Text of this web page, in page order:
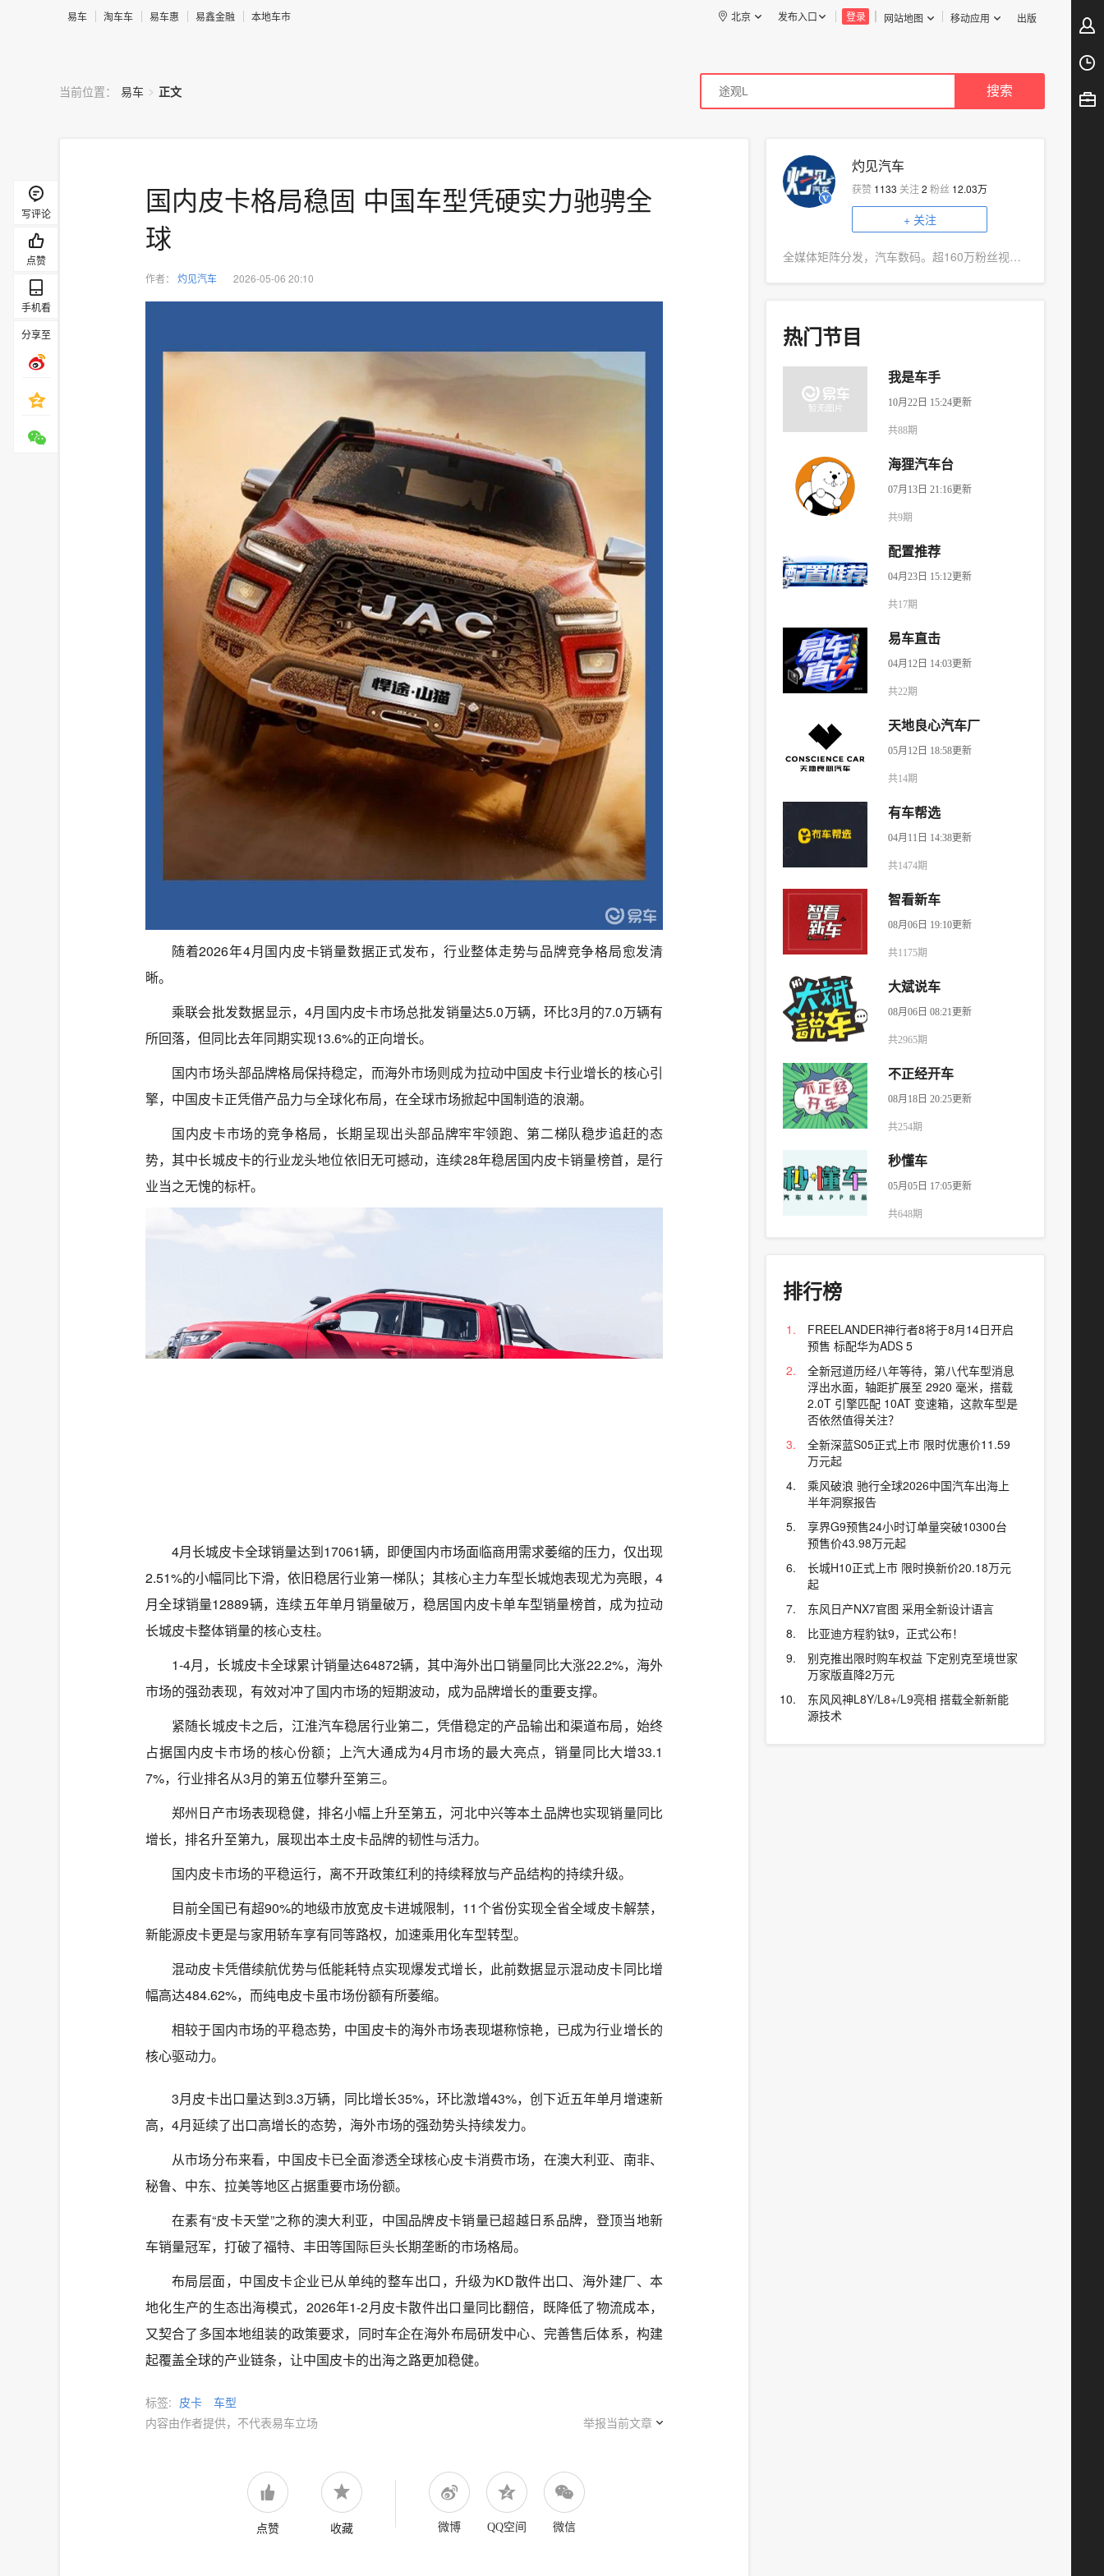
易车 淘车车 易车惠 易鑫金融 本地车市 网站地图 移动应用 出版
登录
发布入口
北京
当前位置： 易车 > 正文
写评论
点赞
手机看
分享至
国内皮卡格局稳固 中国车型凭硬实力驰骋全
球
作者： 灼见汽车 2026-05-06 20:10
随着2026年4月国内皮卡销量数据正式发布，行业整体走势与品牌竞争格局愈发清
晰。
乘联会批发数据显示，4月国内皮卡市场总批发销量达5.0万辆，环比3月的7.0万辆有
所回落，但同比去年同期实现13.6%的正向增长。
国内市场头部品牌格局保持稳定，而海外市场则成为拉动中国皮卡行业增长的核心引
擎，中国皮卡正凭借产品力与全球化布局，在全球市场掀起中国制造的浪潮。
国内皮卡市场的竞争格局，长期呈现出头部品牌牢牢领跑、第二梯队稳步追赶的态
势，其中长城皮卡的行业龙头地位依旧无可撼动，连续28年稳居国内皮卡销量榜首，是行
业当之无愧的标杆。
4月长城皮卡全球销量达到17061辆，即便国内市场面临商用需求萎缩的压力，仅出现
2.51%的小幅同比下滑，依旧稳居行业第一梯队；其核心主力车型长城炮表现尤为亮眼，4
月全球销量12889辆，连续五年单月销量破万，稳居国内皮卡单车型销量榜首，成为拉动
长城皮卡整体销量的核心支柱。
1-4月，长城皮卡全球累计销量达64872辆，其中海外出口销量同比大涨22.2%，海外
市场的强劲表现，有效对冲了国内市场的短期波动，成为品牌增长的重要支撑。
紧随长城皮卡之后，江淮汽车稳居行业第二，凭借稳定的产品输出和渠道布局，始终
占据国内皮卡市场的核心份额；上汽大通成为4月市场的最大亮点，销量同比大增33.1
7%，行业排名从3月的第五位攀升至第三。
郑州日产市场表现稳健，排名小幅上升至第五，河北中兴等本土品牌也实现销量同比
增长，排名升至第九，展现出本土皮卡品牌的韧性与活力。
国内皮卡市场的平稳运行，离不开政策红利的持续释放与产品结构的持续升级。
目前全国已有超90%的地级市放宽皮卡进城限制，11个省份实现全省全域皮卡解禁，
新能源皮卡更是与家用轿车享有同等路权，加速乘用化车型转型。
混动皮卡凭借续航优势与低能耗特点实现爆发式增长，此前数据显示混动皮卡同比增
幅高达484.62%，而纯电皮卡虽市场份额有所萎缩。
相较于国内市场的平稳态势，中国皮卡的海外市场表现堪称惊艳，已成为行业增长的
核心驱动力。
3月皮卡出口量达到3.3万辆，同比增长35%，环比激增43%，创下近五年单月增速新
高，4月延续了出口高增长的态势，海外市场的强劲势头持续发力。
从市场分布来看，中国皮卡已全面渗透全球核心皮卡消费市场，在澳大利亚、南非、
秘鲁、中东、拉美等地区占据重要市场份额。
在素有“皮卡天堂”之称的澳大利亚，中国品牌皮卡销量已超越日系品牌，登顶当地新
车销量冠军，打破了福特、丰田等国际巨头长期垄断的市场格局。
布局层面，中国皮卡企业已从单纯的整车出口，升级为KD散件出口、海外建厂、本
地化生产的生态出海模式，2026年1-2月皮卡散件出口量同比翻倍，既降低了物流成本，
又契合了多国本地组装的政策要求，同时车企在海外布局研发中心、完善售后体系，构建
起覆盖全球的产业链条，让中国皮卡的出海之路更加稳健。
标签: 皮卡
车型
内容由作者提供，不代表易车立场
举报当前文章
点赞 收藏 微博 QQ空间 微信
灼见汽车
获赞 1133 关注 2 粉丝 12.03万
+ 关注
全媒体矩阵分发，汽车数码。超160万粉丝视频号矩阵《杰车科技》为MCN签约博主。
热门节目
我是车手
10月22日 15:24更新
共88期
海狸汽车台
07月13日 21:16更新
共9期
配置推荐
04月23日 15:12更新
共17期
易车直击
04月12日 14:03更新
共22期
天地良心汽车厂
05月12日 18:58更新
共14期
有车帮选
04月11日 14:38更新
共1474期
智看新车
08月06日 19:10更新
共1175期
大斌说车
08月06日 08:21更新
共2965期
不正经开车
08月18日 20:25更新
共254期
秒懂车
05月05日 17:05更新
共648期
排行榜
FREELANDER神行者8将于8月14日开启
预售 标配华为ADS 5
全新冠道历经八年等待，第八代车型消息
浮出水面，轴距扩展至 2920 毫米，搭载
2.0T 引擎匹配 10AT 变速箱，这款车型是
否依然值得关注？
全新深蓝S05正式上市 限时优惠价11.59
万元起
乘风破浪 驰行全球2026中国汽车出海上
半年洞察报告
享界G9预售24小时订单量突破10300台
预售价43.98万元起
长城H10正式上市 限时换新价20.18万元
起
东风日产NX7官图 采用全新设计语言
比亚迪方程豹钛9，正式公布！
别克推出限时购车权益 下定别克至境世家
万家版直降2万元
东风风神L8Y/L8+/L9亮相 搭载全新新能
源技术